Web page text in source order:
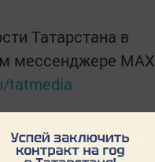
Татарстана в
мессенджере
tatmedia
на наш